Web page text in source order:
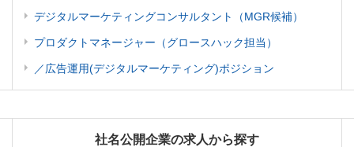
デジタルマーケティングコンサルタント（MGR候補）
プロダクトマネージャー（グロースハック担当）
／広告運用(デジタルマーケティング)ポジション
社名公開企業の求人から探す